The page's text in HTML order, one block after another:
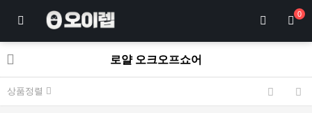
0
로얄 오크오프쇼어
상품정렬